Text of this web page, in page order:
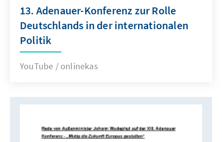
13. Adenauer-Konferenz zur Rolle
Deutschlands in der internationalen
Politik
YouTube / onlinekas